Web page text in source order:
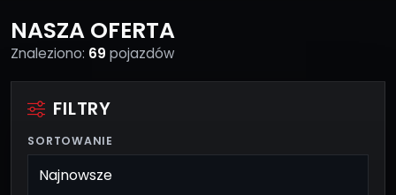
NASZA OFERTA
Znaleziono: 69 pojazdów
FILTRY
SORTOWANIE